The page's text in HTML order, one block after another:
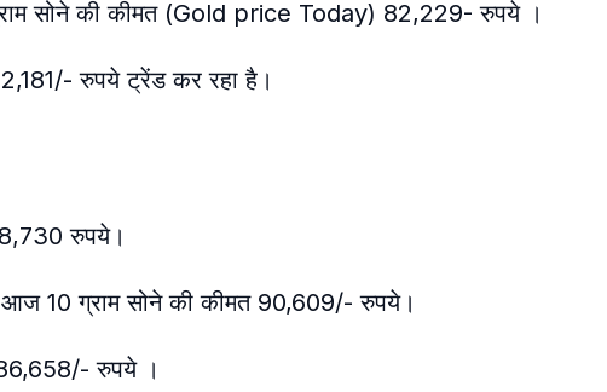
सोने की कीमत (Gold price Today) 82,229- रुपये ।
रुपये ट्रेंड कर रहा है।
रुपये।
10 ग्राम सोने की कीमत 90,609/- रुपये।
रुपये ।